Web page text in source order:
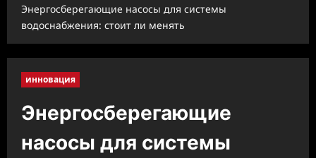
Энергосберегающие насосы для системы
водоснабжения: стоит ли менять
инновация
Энергосберегающие
насосы для системы